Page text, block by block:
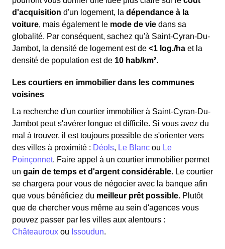
d'acquisition d'un logement, la dépendance à la
voiture, mais également le mode de vie dans sa
globalité. Par conséquent, sachez qu'à Saint-Cyran-Du-
Jambot, la densité de logement est de <1 log./ha et la
densité de population est de 10 hab/km².
Les courtiers en immobilier dans les communes
voisines
La recherche d'un courtier immobilier à Saint-Cyran-Du-
Jambot peut s'avérer longue et difficile. Si vous avez du
mal à trouver, il est toujours possible de s'orienter vers
des villes à proximité : Déols, Le Blanc ou Le
Poinçonnet. Faire appel à un courtier immobilier permet
un gain de temps et d'argent considérable. Le courtier
se chargera pour vous de négocier avec la banque afin
que vous bénéficiez du meilleur prêt possible. Plutôt
que de chercher vous même au sein d'agences vous
pouvez passer par les villes aux alentours :
Châteauroux ou Issoudun.